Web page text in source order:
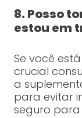
8. Posso
estou em
Se você
crucial
a
para evitar
seguro para